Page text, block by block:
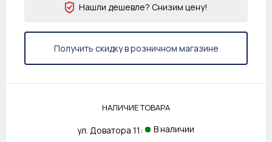
Нашли дешевле? Снизим цену!
Получить скидку в розничном магазине
НАЛИЧИЕ ТОВАРА
ул. Доватора 11: В наличии